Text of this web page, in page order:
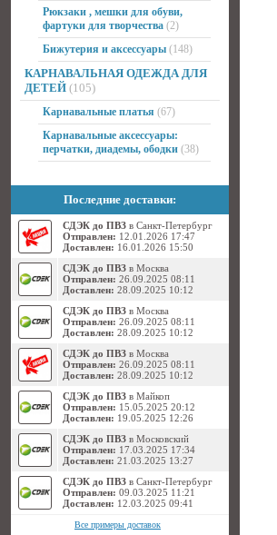
Рюкзаки , мешки для обуви,
фартуки для творчества (2)
Бижутерия и аксессуары (148)
КАРНАВАЛЬНАЯ ОДЕЖДА ДЛЯ
ДЕТЕЙ (105)
Карнавальные платья (67)
Карнавальные аксессуары:
перчатки, диадемы, ободки (38)
Последние доставки:
СДЭК до ПВЗ в Санкт-Петербург
Отправлен: 12.01.2026 17:47
Доставлен: 16.01.2026 15:50
СДЭК до ПВЗ в Москва
Отправлен: 26.09.2025 08:11
Доставлен: 28.09.2025 10:12
СДЭК до ПВЗ в Москва
Отправлен: 26.09.2025 08:11
Доставлен: 28.09.2025 10:12
СДЭК до ПВЗ в Москва
Отправлен: 26.09.2025 08:11
Доставлен: 28.09.2025 10:12
СДЭК до ПВЗ в Майкоп
Отправлен: 15.05.2025 20:12
Доставлен: 19.05.2025 12:26
СДЭК до ПВЗ в Московский
Отправлен: 17.03.2025 17:34
Доставлен: 21.03.2025 13:27
СДЭК до ПВЗ в Санкт-Петербург
Отправлен: 09.03.2025 11:21
Доставлен: 12.03.2025 09:41
Все примеры доставок